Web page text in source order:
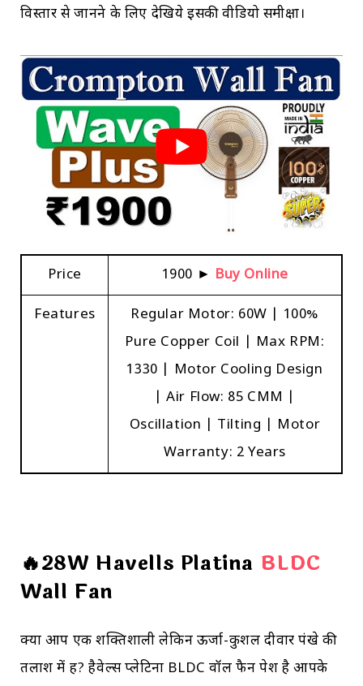
विस्तार से जानने के लिए देखिये इसकी वीडियो समीक्षा।
Price ₹1900 ► Buy Online
Features
Regular Motor: 60W | 100%
Pure Copper Coil | Max RPM:
1330 | Motor Cooling Design
| Air Flow: 85 CMM |
Oscillation | Tilting | Motor
Warranty: 2 Years
🔥28W Havells Platina BLDC
Wall Fan
क्या आप एक शक्तिशाली लेकिन ऊर्जा-कुशल दीवार पंखे की
तलाश में हैं? हैवेल्स प्लेटिना BLDC वॉल फैन पेश है आपके